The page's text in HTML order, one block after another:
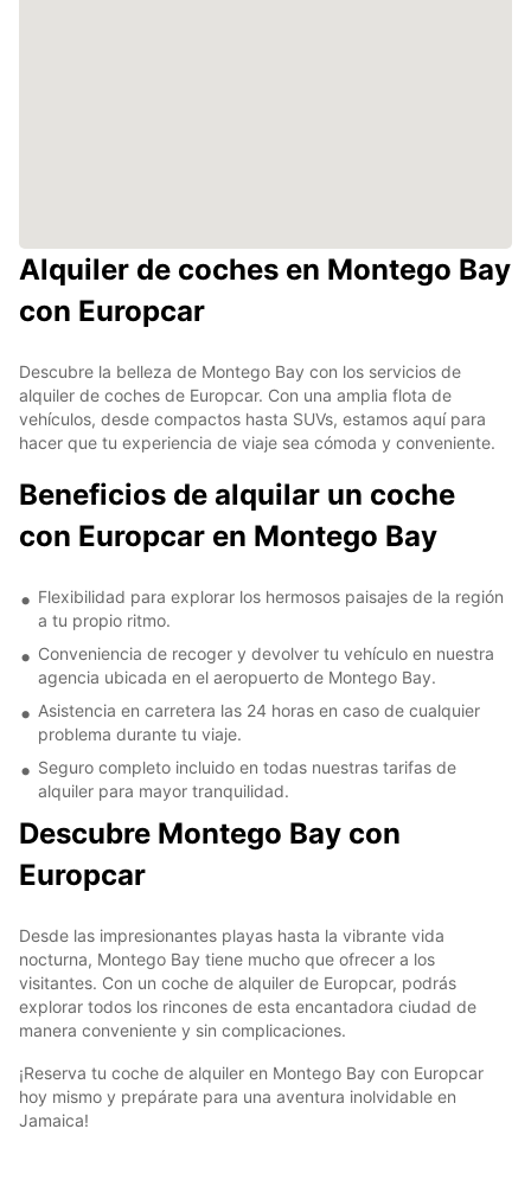
Alquiler de coches en Montego Bay
con Europcar
Descubre la belleza de Montego Bay con los servicios de
alquiler de coches de Europcar. Con una amplia flota de
vehículos, desde compactos hasta SUVs, estamos aquí para
hacer que tu experiencia de viaje sea cómoda y conveniente.
Beneficios de alquilar un coche
con Europcar en Montego Bay
Flexibilidad para explorar los hermosos paisajes de la región
a tu propio ritmo.
Conveniencia de recoger y devolver tu vehículo en nuestra
agencia ubicada en el aeropuerto de Montego Bay.
Asistencia en carretera las 24 horas en caso de cualquier
problema durante tu viaje.
Seguro completo incluido en todas nuestras tarifas de
alquiler para mayor tranquilidad.
Descubre Montego Bay con
Europcar
Desde las impresionantes playas hasta la vibrante vida
nocturna, Montego Bay tiene mucho que ofrecer a los
visitantes. Con un coche de alquiler de Europcar, podrás
explorar todos los rincones de esta encantadora ciudad de
manera conveniente y sin complicaciones.
¡Reserva tu coche de alquiler en Montego Bay con Europcar
hoy mismo y prepárate para una aventura inolvidable en
Jamaica!